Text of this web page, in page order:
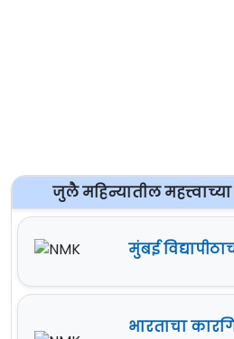
जुलै महिन्यातील
मुंबई
भारताचा